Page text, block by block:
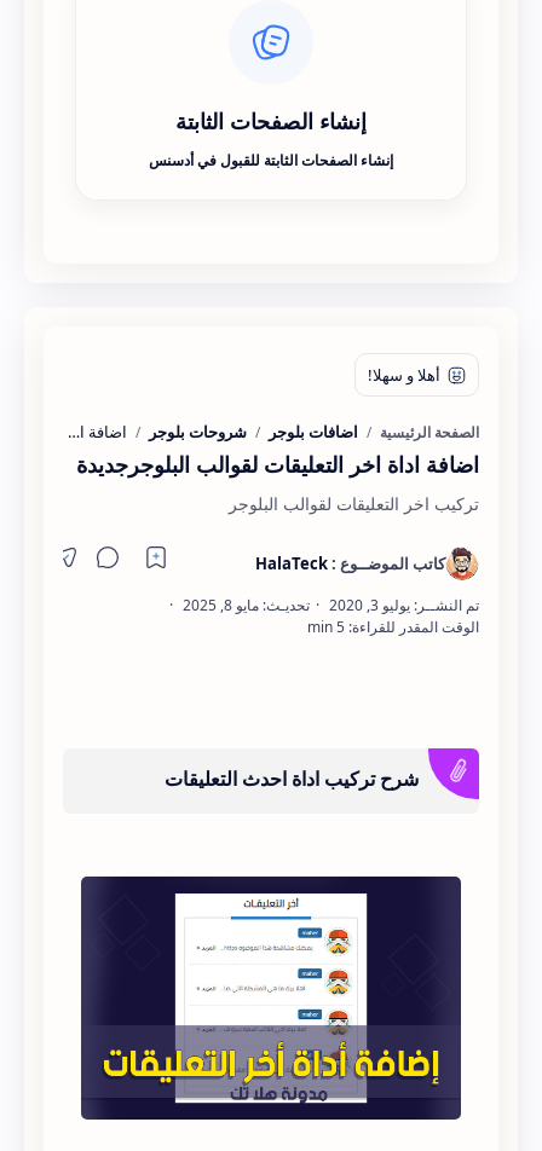
إنشاء الصفحات الثابتة
إنشاء الصفحات الثابتة للقبول في أدسنس
الصفحة الرئيسية اضافات بلوجر شروحات بلوجر
اضافة اداة اخر التعليقات لقوالب البلوجرجديدة
تركيب اخر التعليقات لقوالب البلوجر
شرح تركيب اداة احدث التعليقات